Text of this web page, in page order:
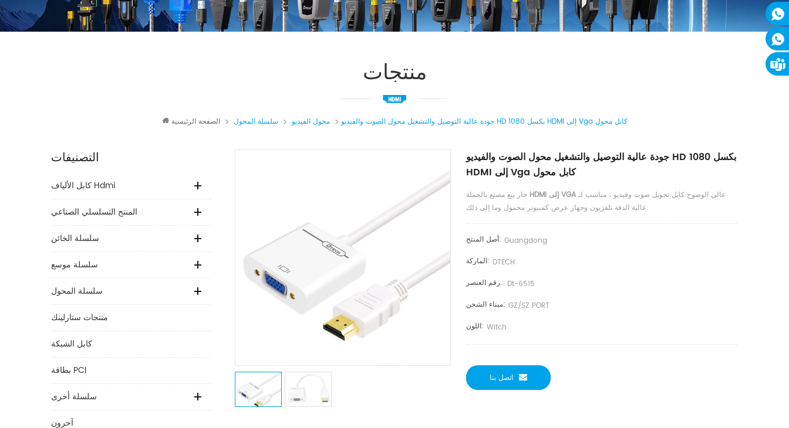
منتجات
الصفحة الرئيسية سلسلة المحول محول الفيديو جودة عالية التوصيل والتشغيل محول الصوت والفيديو HD 1080 بكسل HDMI إلى Vga كابل محول
التصنيفات
كابل الألياف Hdmi
المنتج التسلسلي الصناعي
سلسلة الخائن
سلسلة موسع
سلسلة المحول
منتجات ستارلينك
كابل الشبكة
بطاقة PCI
سلسلة أخرى
آحرون
جودة عالية التوصيل والتشغيل محول الصوت والفيديو HD 1080 بكسل
HDMI إلى Vga كابل محول
حار بيع مصنع بالجملة HDMI إلى VGA عالي الوضوح كابل تحويل صوت وفيديو ، مناسب لـ
عالية الدقة تلفزيون وجهاز عرض كمبيوتر محمول وما إلى ذلك.
أصل المنتج: Guangdong
الماركة: DTECH
رقم العنصر.: Dt-6515
ميناء الشحن: GZ/SZ PORT
اللون: Witch
اتصل بنا